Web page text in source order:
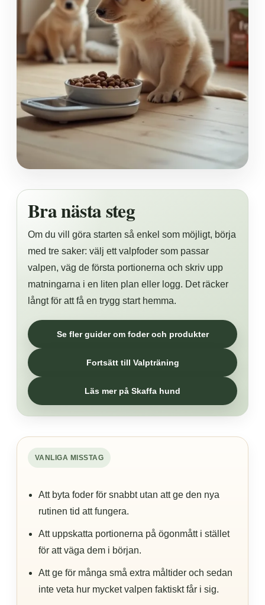
Bra nästa steg
Om du vill göra starten så enkel som möjligt, börja
med tre saker: välj ett valpfoder som passar
valpen, väg de första portionerna och skriv upp
matningarna i en liten plan eller logg. Det räcker
långt för att få en trygg start hemma.
Se fler guider om foder och produkter
Fortsätt till Valpträning
Läs mer på Skaffa hund
VANLIGA MISSTAG
Att byta foder för snabbt utan att ge den nya
rutinen tid att fungera.
Att uppskatta portionerna på ögonmått i stället
för att väga dem i början.
Att ge för många små extra måltider och sedan
inte veta hur mycket valpen faktiskt får i sig.